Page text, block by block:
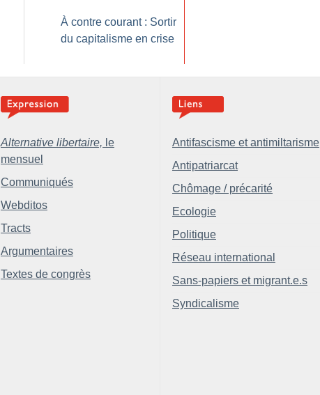
À contre courant : Sortir
du capitalisme en crise
Alternative libertaire, le
mensuel
Communiqués
Webditos
Tracts
Argumentaires
Textes de congrès
Antifascisme et antimiltarisme
Antipatriarcat
Chômage / précarité
Ecologie
Politique
Réseau international
Sans-papiers et migrant.e.s
Syndicalisme